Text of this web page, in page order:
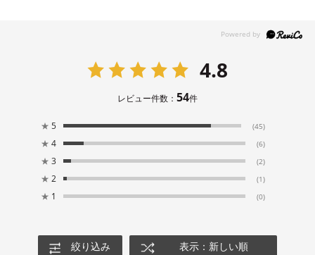
4.8
レビュー件数： 54件
★ 5 (45)
★ 4 (6)
★ 3 (2)
★ 2 (1)
★ 1 (0)
絞り込み 表示：新しい順